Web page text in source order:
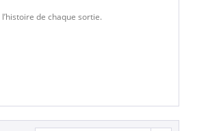
de chaque sortie.